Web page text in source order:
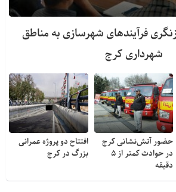
فرآیندهای شهرسازی به مناطق
شهرداری کرج
حضور آتش‌نشانی کرج
در حوادث کمتر از ۵
دقیقه
افتتاح دو پروژه عمرانی
بزرگ در کرج